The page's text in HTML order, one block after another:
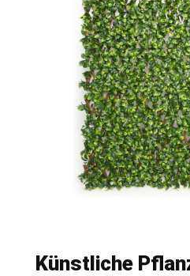
Künstliche